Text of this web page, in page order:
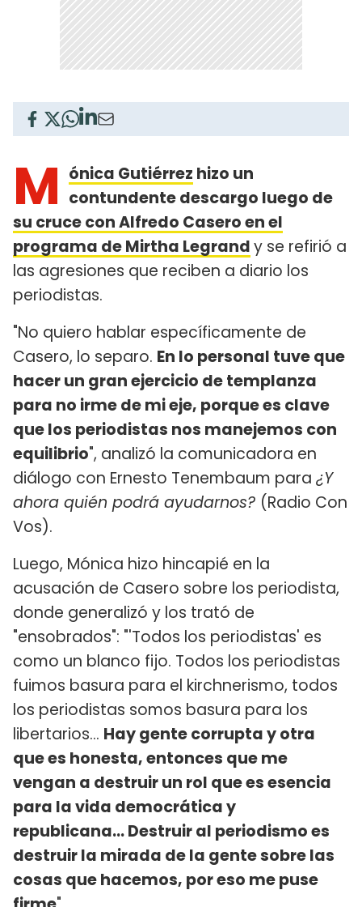
M ónica Gutiérrez hizo un
contundente descargo luego de
su cruce con Alfredo Casero en el
programa de Mirtha Legrandy se refirió a
las agresiones que reciben a diario los
periodistas.
"No quiero hablar específicamente de
Casero, lo separo. En lo personal tuve que
hacer un gran ejercicio de templanza
para no irme de mi eje, porque es clave
que los periodistas nos manejemos con
equilibrio", analizó la comunicadora en
diálogo con Ernesto Tenembaum para ¿Y
ahora quién podrá ayudarnos? (Radio Con
Vos).
Luego, Mónica hizo hincapié en la
acusación de Casero sobre los periodista,
donde generalizó y los trató de
"ensobrados": "'Todos los periodistas' es
como un blanco fijo. Todos los periodistas
fuimos basura para el kirchnerismo, todos
los periodistas somos basura para los
libertarios... Hay gente corrupta y otra
que es honesta, entonces que me
vengan a destruir un rol que es esencia
para la vida democrática y
republicana... Destruir al periodismo es
destruir la mirada de la gente sobre las
cosas que hacemos, por eso me puse